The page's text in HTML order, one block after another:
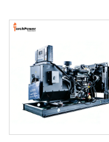
ยาวนาน สำหรับงาน
สัญญาณโทรคมนาคม